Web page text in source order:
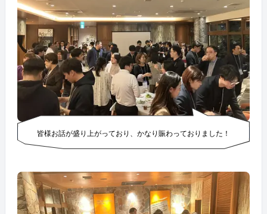
皆様お話が盛り上がっており、かなり賑わっておりました！